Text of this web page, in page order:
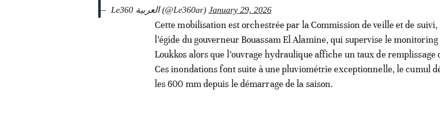
— ‎ Le360 العربية (@Le360ar) January 29, 2026
Cette mobilisation est orchestrée par la Commission de veille et de suivi,
l’égide du gouverneur Bouassam El Alamine, qui supervise le monitoring
Loukkos alors que l’ouvrage hydraulique affiche un taux de remplissage
Ces inondations font suite à une pluviométrie exceptionnelle, le cumul
les 600 mm depuis le démarrage de la saison.